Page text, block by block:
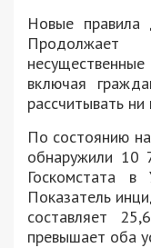
Новые
Продолжает
включая
рассчитывать
По состоянию
обнаружили 10
Госкомстата в
Показатель
составляет
превышает оба